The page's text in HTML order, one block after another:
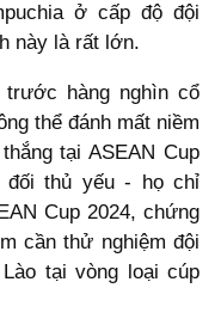
ở cấp độ đội
này là rất lớn.
hàng nghìn cổ
thể đánh mất niềm
tại ASEAN Cup
đối thủ yếu - họ chỉ
Cup 2024, chứng
cần thử nghiệm đội
tại vòng loại cúp